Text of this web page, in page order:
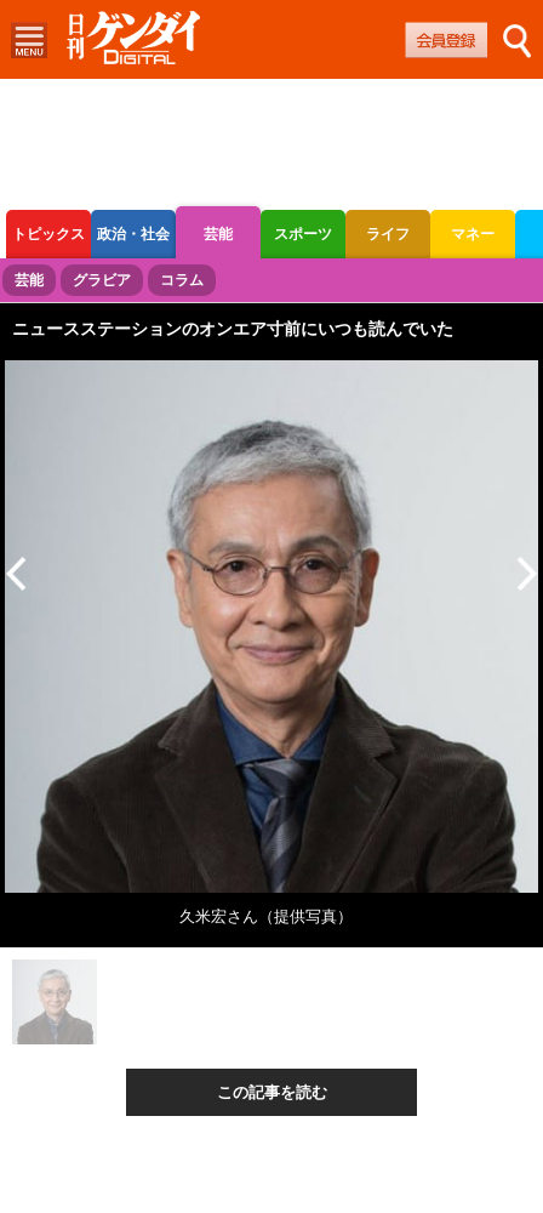
トピックス 政治・社会 芸能 スポーツ ライフ マネー
ボートレース 競輪 オートレース
芸能 グラビア コラム
ニュースステーションのオンエア寸前にいつも読んでいた
久米宏さん（提供写真）
この記事を読む